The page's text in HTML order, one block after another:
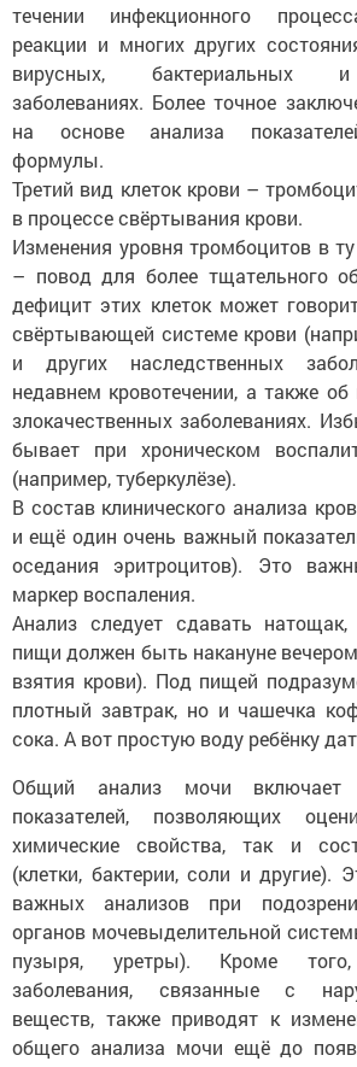
течении инфекционного
реакции и многих других
вирусных, бактериальных
заболеваниях. Более точное
на основе анализа
формулы.
Третий вид клеток крови –
в процессе свёртывания крови.
Изменения уровня тромбоцитов в
– повод для более тщательного
дефицит этих клеток может
свёртывающей системе крови
и других наследственных
недавнем кровотечении, а также
злокачественных заболеваниях.
бывает при хроническом
(например, туберкулёзе).
В состав клинического анализа
и ещё один очень важный
оседания эритроцитов). Это
маркер воспаления.
Анализ следует сдавать
пищи должен быть накануне
взятия крови). Под пищей
плотный завтрак, но и чашечка
сока. А вот простую воду ребёнку
Общий анализ мочи включает
показателей, позволяющих
химические свойства, так и
(клетки, бактерии, соли и другие).
важных анализов при
органов мочевыделительной
пузыря, уретры). Кроме
заболевания, связанные с
веществ, также приводят к
общего анализа мочи ещё до